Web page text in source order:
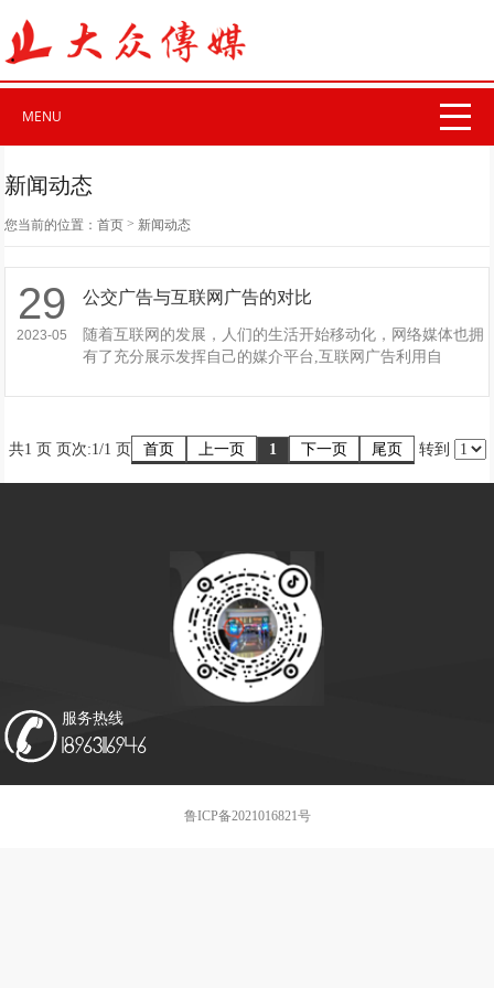
MENU
新闻动态
您当前的位置：首页 > 新闻动态
29
2023-05
公交广告与互联网广告的对比
随着互联网的发展，人们的生活开始移动化，网络媒体也拥
有了充分展示发挥自己的媒介平台,互联网广告利用自
共1 页 页次:1/1 页 首页 上一页 1 下一页 尾页 转到
抖音号:123456weihai
服务热线
18963116946
鲁ICP备2021016821号